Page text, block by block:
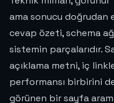
ama sonucu doğrudan
cevap özeti, schema
sistemin parçalarıdır.
açıklama metni, iç
performansı birbirini
görünen bir sayfa